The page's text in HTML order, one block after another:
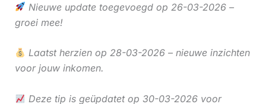
Nieuwe update toegevoegd op 26-03-2026 –
groei mee!
Laatst herzien op 28-03-2026 – nieuwe inzichten
voor jouw inkomen.
Deze tip is geüpdatet op 30-03-2026 voor